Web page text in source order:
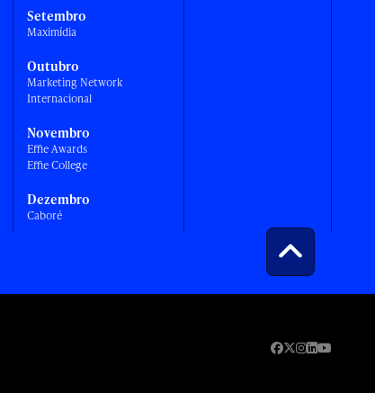
Setembro
Maximídia
Outubro
Marketing Network
Internacional
Novembro
Effie Awards
Effie College
Dezembro
Caboré